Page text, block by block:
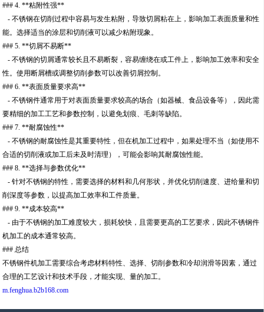
### 4. **粘附性强**
- 不锈钢在切削过程中容易与发生粘附，导致切屑粘在上，影响加工表面质量和性
能。选择适当的涂层和切削液可以减少粘附现象。
### 5. **切屑不易断**
- 不锈钢的切屑通常较长且不易断裂，容易缠绕在或工件上，影响加工效率和安全
性。使用断屑槽或调整切削参数可以改善切屑控制。
### 6. **表面质量要求高**
- 不锈钢件通常用于对表面质量要求较高的场合（如器械、食品设备等），因此需
要精细的加工工艺和参数控制，以避免划痕、毛刺等缺陷。
### 7. **耐腐蚀性**
- 不锈钢的耐腐蚀性是其重要特性，但在机加工过程中，如果处理不当（如使用不
合适的切削液或加工后未及时清理），可能会影响其耐腐蚀性能。
### 8. **选择与参数优化**
- 针对不锈钢的特性，需要选择的材料和几何形状，并优化切削速度、进给量和切
削深度等参数，以提高加工效率和工件质量。
### 9. **成本较高**
- 由于不锈钢的加工难度较大，损耗较快，且需要更高的工艺要求，因此不锈钢件
机加工的成本通常较高。
### 总结
不锈钢件机加工需要综合考虑材料特性、选择、切削参数和冷却润滑等因素，通过
合理的工艺设计和技术手段，才能实现、量的加工。
m.fenghua.b2b168.com